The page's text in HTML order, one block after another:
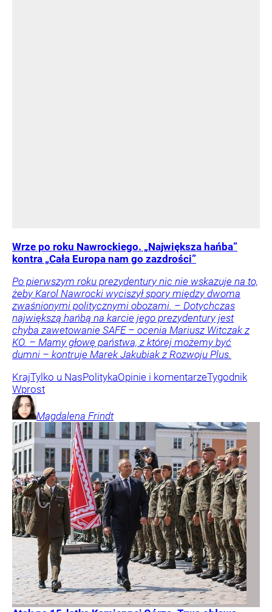
Wrze po roku Nawrockiego. „Największa hańba”
kontra „Cała Europa nam go zazdrości”
Po pierwszym roku prezydentury nic nie wskazuje na to,
żeby Karol Nawrocki wyciszył spory między dwoma
zwaśnionymi politycznymi obozami. – Dotychczas
największą hańbą na karcie jego prezydentury jest
chyba zawetowanie SAFE – ocenia Mariusz Witczak z
KO. – Mamy głowę państwa, z której możemy być
dumni – kontruje Marek Jakubiak z Rozwoju Plus.
KrajTylko u NasPolitykaOpinie i komentarzeTygodnik
Wprost
Magdalena Frindt